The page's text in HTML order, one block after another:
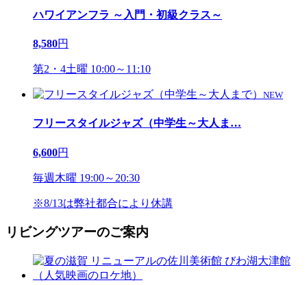
ハワイアンフラ ～入門・初級クラス～
8,580円
第2・4土曜 10:00～11:10
NEW
フリースタイルジャズ（中学生～大人ま…
6,600円
毎週木曜 19:00～20:30
※8/13は弊社都合により休講
リビングツアーのご案内